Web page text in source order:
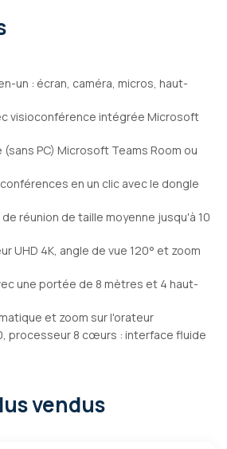
un : écran, caméra, micros, haut-
visioconférence intégrée Microsoft
PC) Microsoft Teams Room ou
en un clic avec le dongle
réunion de taille moyenne jusqu'à 10
UHD 4K, angle de vue 120° et zoom
une portée de 8 mètres et 4 haut-
et zoom sur l'orateur
processeur 8 cœurs : interface fluide
vendus